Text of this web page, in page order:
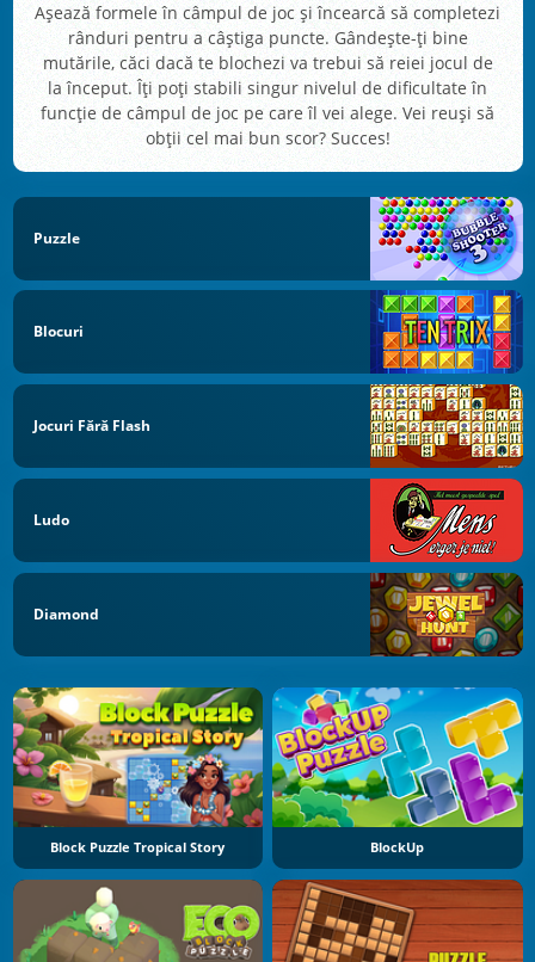
Așează formele în câmpul de joc și încearcă să completezi
rânduri pentru a câștiga puncte. Gândește-ți bine
mutările, căci dacă te blochezi va trebui să reiei jocul de
la început. Îți poți stabili singur nivelul de dificultate în
funcție de câmpul de joc pe care îl vei alege. Vei reuși să
obții cel mai bun scor? Succes!
Puzzle
Blocuri
Jocuri Fără Flash
Ludo
Diamond
Block Puzzle Tropical Story BlockUp